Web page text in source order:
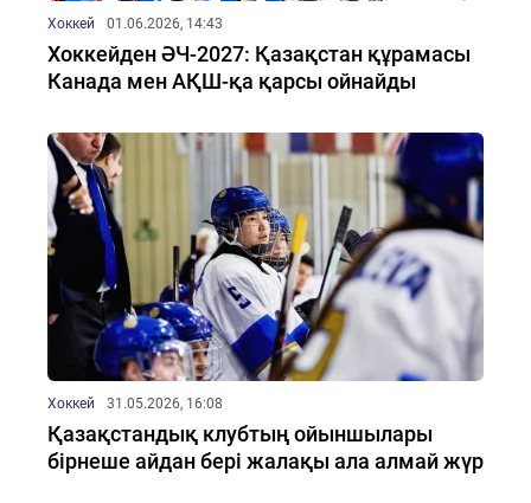
Хоккей 01.06.2026, 14:43
Хоккейден ӘЧ-2027: Қазақстан құрамасы
Канада мен АҚШ-қа қарсы ойнайды
Хоккей 31.05.2026, 16:08
Қазақстандық клубтың ойыншылары
бірнеше айдан бері жалақы ала алмай жүр